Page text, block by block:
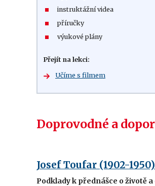
instruktážní videa
příručky
výukové plány
Přejít na lekci:
Učíme s filmem
Doprovodné a
Josef Toufar (1902-
Podklady k přednášce o životě